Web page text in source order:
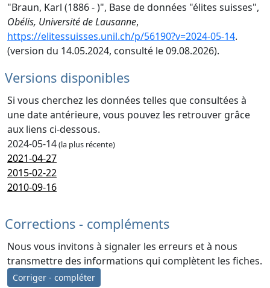
"Braun, Karl (1886 - )", Base de données "élites suisses",
Obélis, Université de Lausanne,
https://elitessuisses.unil.ch/p/56190?v=2024-05-14.
(version du 14.05.2024, consulté le 09.08.2026).
Versions disponibles
Si vous cherchez les données telles que consultées à
une date antérieure, vous pouvez les retrouver grâce
aux liens ci-dessous.
2024-05-14(la plus récente)
2021-04-27
2015-02-22
2010-09-16
Corrections - compléments
Nous vous invitons à signaler les erreurs et à nous
transmettre des informations qui complètent les fiches.
Corriger - compléter